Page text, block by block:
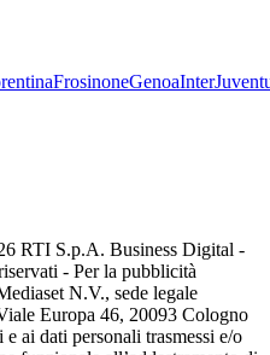
FrosinoneGenoaInter
RTI S.p.A. Business Digital -
- Per la pubblicità
N.V., sede legale
Europa 46, 20093 Cologno
ai dati personali trasmessi e/o